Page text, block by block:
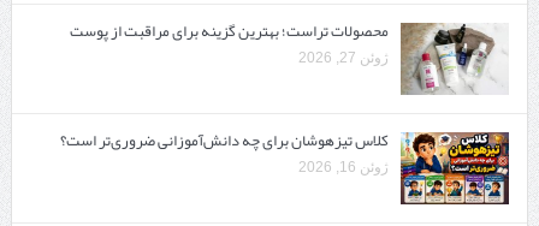
محصولات تراست؛ بهترین گزینه برای مراقبت از پوست
ژوئن 27, 2026
کلاس تیزهوشان برای چه دانش‌آموزانی ضروری‌تر است؟
ژوئن 16, 2026